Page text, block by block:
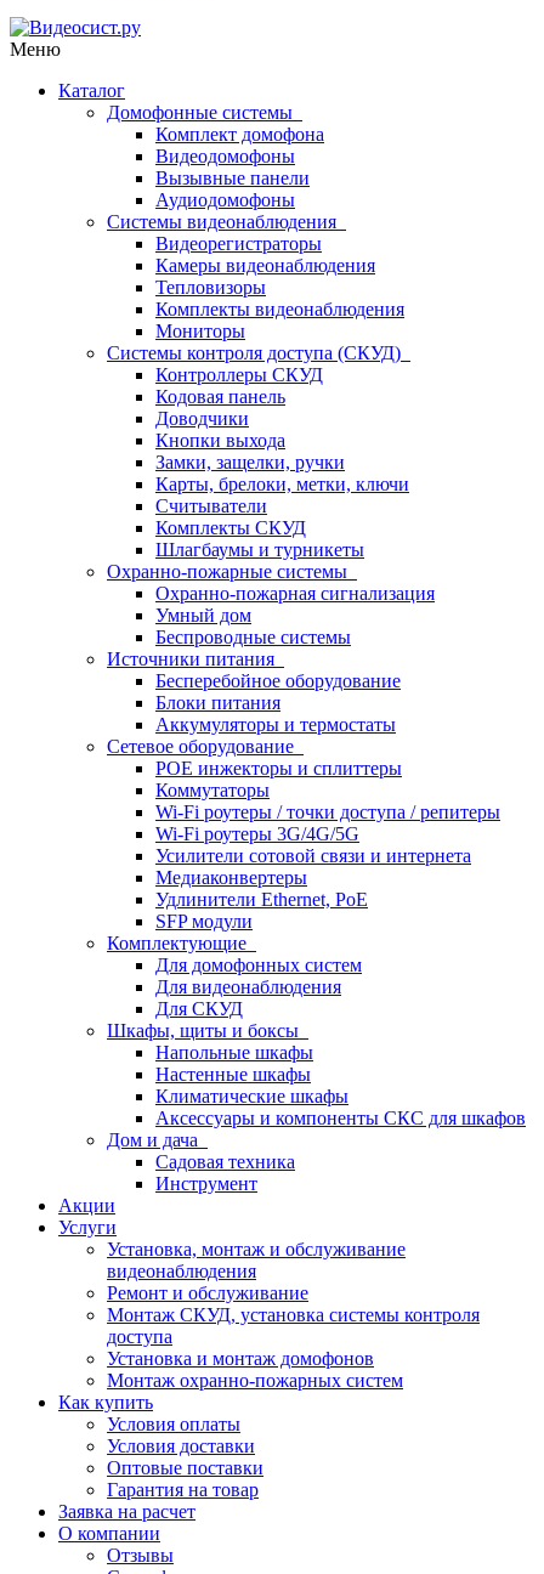
Меню
Каталог
Домофонные системы
Комплект домофона
Видеодомофоны
Вызывные панели
Аудиодомофоны
Системы видеонаблюдения
Видеорегистраторы
Камеры видеонаблюдения
Тепловизоры
Комплекты видеонаблюдения
Мониторы
Системы контроля доступа (СКУД)
Контроллеры СКУД
Кодовая панель
Доводчики
Кнопки выхода
Замки, защелки, ручки
Карты, брелоки, метки, ключи
Считыватели
Комплекты СКУД
Шлагбаумы и турникеты
Охранно-пожарные системы
Охранно-пожарная сигнализация
Умный дом
Беспроводные системы
Источники питания
Бесперебойное оборудование
Блоки питания
Аккумуляторы и термостаты
Сетевое оборудование
POE инжекторы и сплиттеры
Коммутаторы
Wi-Fi роутеры / точки доступа / репитеры
Wi-Fi роутеры 3G/4G/5G
Усилители сотовой связи и интернета
Медиаконвертеры
Удлинители Ethernet, PoE
SFP модули
Комплектующие
Для домофонных систем
Для видеонаблюдения
Для СКУД
Шкафы, щиты и боксы
Напольные шкафы
Настенные шкафы
Климатические шкафы
Аксессуары и компоненты СКС для шкафов
Дом и дача
Садовая техника
Инструмент
Акции
Услуги
Установка, монтаж и обслуживание
видеонаблюдения
Ремонт и обслуживание
Монтаж СКУД, установка системы контроля
доступа
Установка и монтаж домофонов
Монтаж охранно-пожарных систем
Как купить
Условия оплаты
Условия доставки
Оптовые поставки
Гарантия на товар
Заявка на расчет
О компании
Отзывы